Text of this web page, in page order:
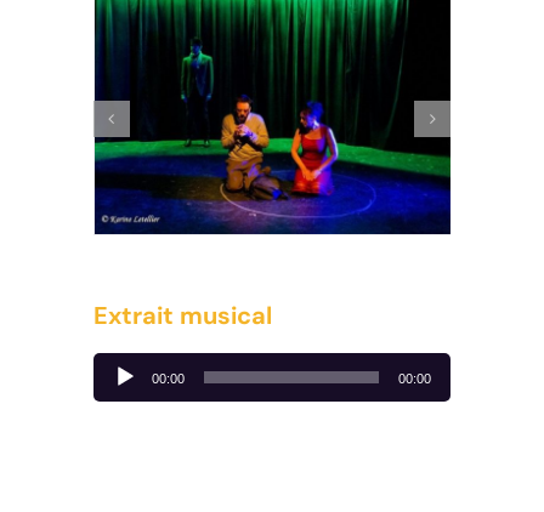
Extrait musical
Lecteur
audio
00:00 00:00